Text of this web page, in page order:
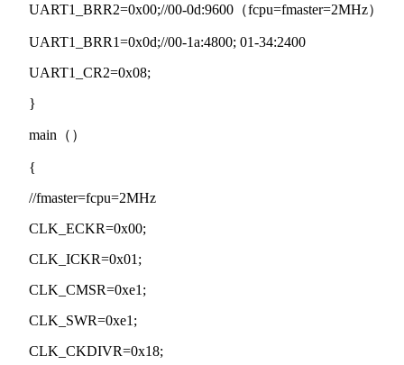
UART1_BRR2=0x00;//00-0d:9600（fcpu=fmaster=2MHz）
UART1_BRR1=0x0d;//00-1a:4800; 01-34:2400
UART1_CR2=0x08;
}
main（）
{
//fmaster=fcpu=2MHz
CLK_ECKR=0x00;
CLK_ICKR=0x01;
CLK_CMSR=0xe1;
CLK_SWR=0xe1;
CLK_CKDIVR=0x18;